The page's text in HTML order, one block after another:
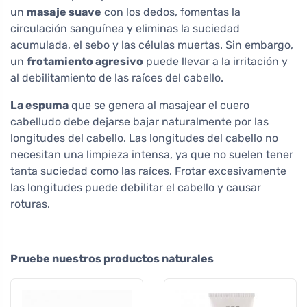
un masaje suave con los dedos, fomentas la
circulación sanguínea y eliminas la suciedad
acumulada, el sebo y las células muertas. Sin embargo,
un frotamiento agresivo puede llevar a la irritación y
al debilitamiento de las raíces del cabello.
La espuma que se genera al masajear el cuero
cabelludo debe dejarse bajar naturalmente por las
longitudes del cabello. Las longitudes del cabello no
necesitan una limpieza intensa, ya que no suelen tener
tanta suciedad como las raíces. Frotar excesivamente
las longitudes puede debilitar el cabello y causar
roturas.
Pruebe nuestros productos naturales